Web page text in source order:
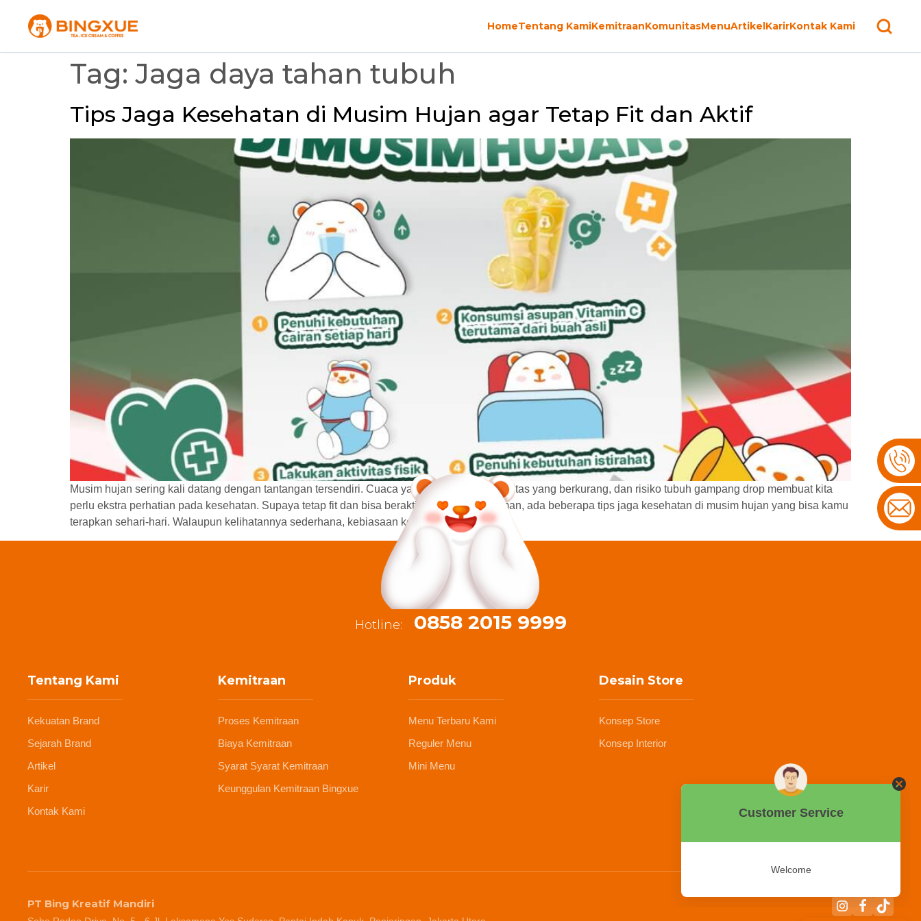
HomeTentang KamiKemitraanKomunitasMenuArtikelKarirKontak Kami
Tag:Jaga daya tahan tubuh
Tips Jaga Kesehatan di Musim Hujan agar Tetap Fit dan Aktif
Musim hujan sering kali datang dengan tantangan tersendiri. Cuaca yang lebih dingin, aktivitas yang berkurang, dan risiko tubuh gampang drop membuat kita
perlu ekstra perhatian pada kesehatan. Supaya tetap fit dan bisa beraktivitas dengan nyaman, ada beberapa tips jaga kesehatan di musim hujan yang bisa kamu
terapkan sehari-hari. Walaupun kelihatannya sederhana, kebiasaan kecil ini punya […]
Hotline: 0858 2015 9999
Tentang Kami
Kekuatan Brand
Sejarah Brand
Artikel
Karir
Kontak Kami
Kemitraan
Proses Kemitraan
Biaya Kemitraan
Syarat Syarat Kemitraan
Keunggulan Kemitraan Bingxue
Produk
Menu Terbaru Kami
Reguler Menu
Mini Menu
Desain Store
Konsep Store
Konsep Interior
PT Bing Kreatif Mandiri